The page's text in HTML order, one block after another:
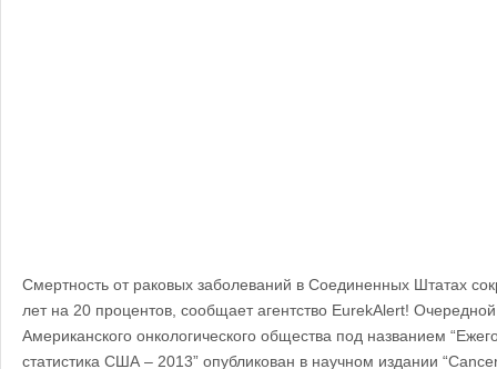
Смертность от раковых заболеваний в Соединенных Штатах
лет на 20 процентов, сообщает агентство EurekAlert!
Американского онкологического общества под названием
статистика США – 2013” опубликован в научном издании